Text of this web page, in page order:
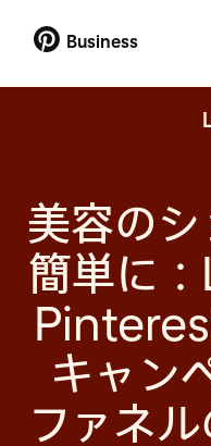
Business
美容の
簡単に
キャン
ファネ